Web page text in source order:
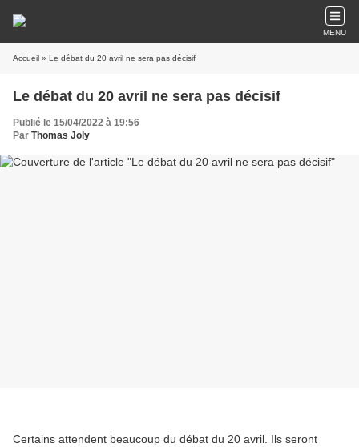
MENU
Accueil » Le débat du 20 avril ne sera pas décisif
Le débat du 20 avril ne sera pas décisif
Publié le 15/04/2022 à 19:56
Par Thomas Joly
Certains attendent beaucoup du débat du 20 avril. Ils seront